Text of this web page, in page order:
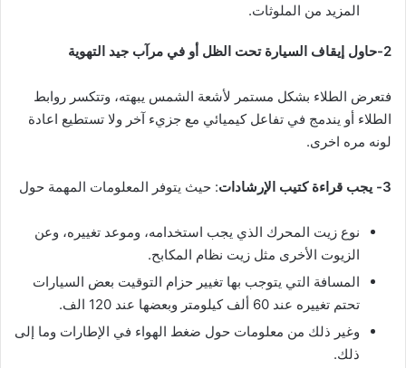
المزيد من الملوثات.
2-حاول إيقاف السيارة تحت الظل أو في مرآب جيد التهوية
فتعرض الطلاء بشكل مستمر لأشعة الشمس يبهته، وتتكسر روابط
الطلاء أو يندمج في تفاعل كيميائي مع جزيء آخر ولا تستطيع اعادة
لونه مره اخرى.
3- يجب قراءة كتيب الإرشادات : حيث يتوفر المعلومات المهمة حول
نوع زيت المحرك الذي يجب استخدامه، وموعد تغييره، وعن
الزيوت الأخرى مثل زيت نظام المكابح.
المسافة التي يتوجب بها تغيير حزام التوقيت بعض السيارات
تحتم تغييره عند 60 ألف كيلومتر وبعضها عند 120 الف.
وغير ذلك من معلومات حول ضغط الهواء في الإطارات وما إلى
ذلك.